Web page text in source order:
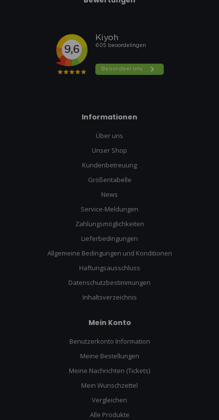
Informationen
Über uns
Unser Shop
Kundenbetreuung
Größentabelle
News
Service-Meldungen
Zahlungsmöglichkeiten
Lieferbedingungen
Allgemeine Bedingungen und Konditionen
Haftungsausschluss
Datenschutzbestimmungen
Inhaltsverzeichnis
Mein Konto
Benutzerkonto Information
Meine Bestellungen
Meine Nachrichten (Tickets)
Mein Wunschzettel
Vergleichen
Alle Produkte